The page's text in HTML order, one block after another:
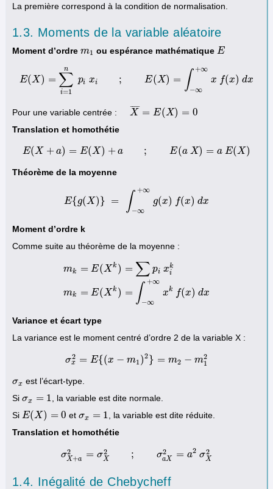
La première correspond à la condition de normalisation.
1.3. Moments de la variable aléatoire
Moment d’ordre m1
m1 ou espérance mathématique E
E
E(X) = ∑
i=1
n
pi xi ; E(X) = ∫ +∞
−∞
x f(x) dx
E X)= ∑i= )=∫−∞+ ∞x (x
Pour une variable centrée : X
¯ ¯
¯¯ = E(X) = 0
=E (X) =0
Translation et homothétie
E(X + a) = E(X) + a ; E(a X) = a E(X)
E(X+a) =E(X E( a E(X)
Théorème de la moyenne
E{g(X)} = ∫ +∞
−∞
g(x) f(x) dx
E{g( X } = −∞ (x) f(x ) dx
Moment d’ordre k
Comme suite au théorème de la moyenne :
mk = E(Xk ) = ∑ pi xk
i
mk = E(Xk ) = ∫ +∞
−∞
xk f(x) dx
p k=E(X =
Variance et écart type
La variance est le moment centré d’ordre 2 de la variable X :
σ2
x = E{(x − m1 )2 } = m2 − m2
1
σx2=E{( x− m1) 2} =m2 −m1 2
σx
σx est l’écart-type.
Si σx = 1
σx= 1
, la variable est dite normale.
Si E(X) = 0
E(X)= 0 et σx = 1
σx= 1
, la variable est dite réduite.
Translation et homothétie
σ2
X+a = σ2
X ; σ2
aX = a2 σ2
X
σX +a2 ; =a2 σX2
1.4. Inégalité de Chebycheff